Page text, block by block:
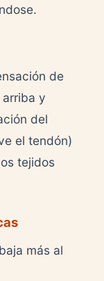
de
y
del
el tendón)
tejidos
más al